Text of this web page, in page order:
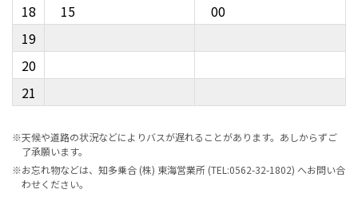
18
19
20
21
15 00
※天候や道路の状況などによりバスが遅れることがあります。あしからずご
了承願います。
※お忘れ物などは、知多乗合 (株) 東海営業所 (TEL:0562-32-1802) へお問い合
わせください。